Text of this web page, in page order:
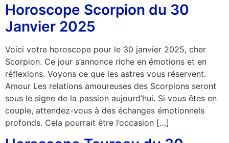
Horoscope Scorpion du 30
Janvier 2025
Voici votre horoscope pour le 30 janvier 2025, cher
Scorpion. Ce jour s’annonce riche en émotions et en
réflexions. Voyons ce que les astres vous réservent.
Amour Les relations amoureuses des Scorpions seront
sous le signe de la passion aujourd’hui. Si vous êtes en
couple, attendez-vous à des échanges émotionnels
profonds. Cela pourrait être l’occasion […]